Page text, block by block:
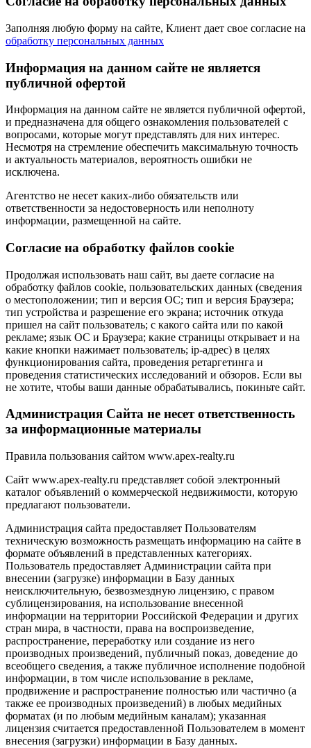
Заполняя любую форму на сайте, Клиент дает свое согласие на
обработку персональных данных
Информация на данном сайте не является
публичной офертой
Информация на данном сайте не является публичной офертой,
и предназначена для общего ознакомления пользователей с
вопросами, которые могут представлять для них интерес.
Несмотря на стремление обеспечить максимальную точность
и актуальность материалов, вероятность ошибки не
исключена.
Агентство не несет каких-либо обязательств или
ответственности за недостоверность или неполноту
информации, размещенной на сайте.
Cогласие на обработку файлов cookie
Продолжая использовать наш сайт, вы даете согласие на
обработку файлов cookie, пользовательских данных (сведения
о местоположении; тип и версия ОС; тип и версия Браузера;
тип устройства и разрешение его экрана; источник откуда
пришел на сайт пользователь; с какого сайта или по какой
рекламе; язык ОС и Браузера; какие страницы открывает и на
какие кнопки нажимает пользователь; ip-адрес) в целях
функционирования сайта, проведения ретаргетинга и
проведения статистических исследований и обзоров. Если вы
не хотите, чтобы ваши данные обрабатывались, покиньте сайт.
Администрация Сайта не несет ответственность
за информационные материалы
Правила пользования сайтом www.apex-realty.ru
Сайт www.apex-realty.ru представляет собой электронный
каталог объявлений о коммерческой недвижимости, которую
предлагают пользователи.
Администрация сайта предоставляет Пользователям
техническую возможность размещать информацию на сайте в
формате объявлений в представленных категориях.
Пользователь предоставляет Администрации сайта при
внесении (загрузке) информации в Базу данных
неисключительную, безвозмездную лицензию, с правом
сублицензирования, на использование внесенной
информации на территории Российской Федерации и других
стран мира, в частности, права на воспроизведение,
распространение, переработку или создание из него
производных произведений, публичный показ, доведение до
всеобщего сведения, а также публичное исполнение подобной
информации, в том числе использование в рекламе,
продвижение и распространение полностью или частично (а
также ее производных произведений) в любых медийных
форматах (и по любым медийным каналам); указанная
лицензия считается предоставленной Пользователем в момент
внесения (загрузки) информации в Базу данных.